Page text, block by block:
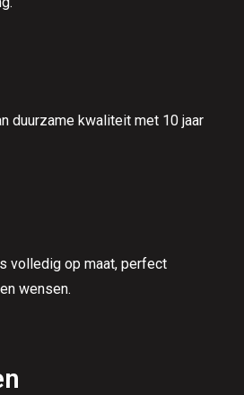
duurzame kwaliteit met 10 jaar
volledig op maat, perfect
wensen.